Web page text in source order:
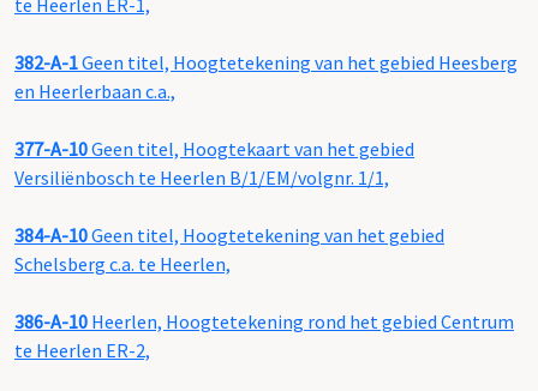
te Heerlen ER-1,
382-A-1Geen titel, Hoogtetekening van het gebied Heesberg
en Heerlerbaan c.a.,
377-A-10Geen titel, Hoogtekaart van het gebied
Versiliënbosch te Heerlen B/1/EM/volgnr. 1/1,
384-A-10Geen titel, Hoogtetekening van het gebied
Schelsberg c.a. te Heerlen,
386-A-10 Heerlen, Hoogtetekening rond het gebied Centrum
te Heerlen ER-2,